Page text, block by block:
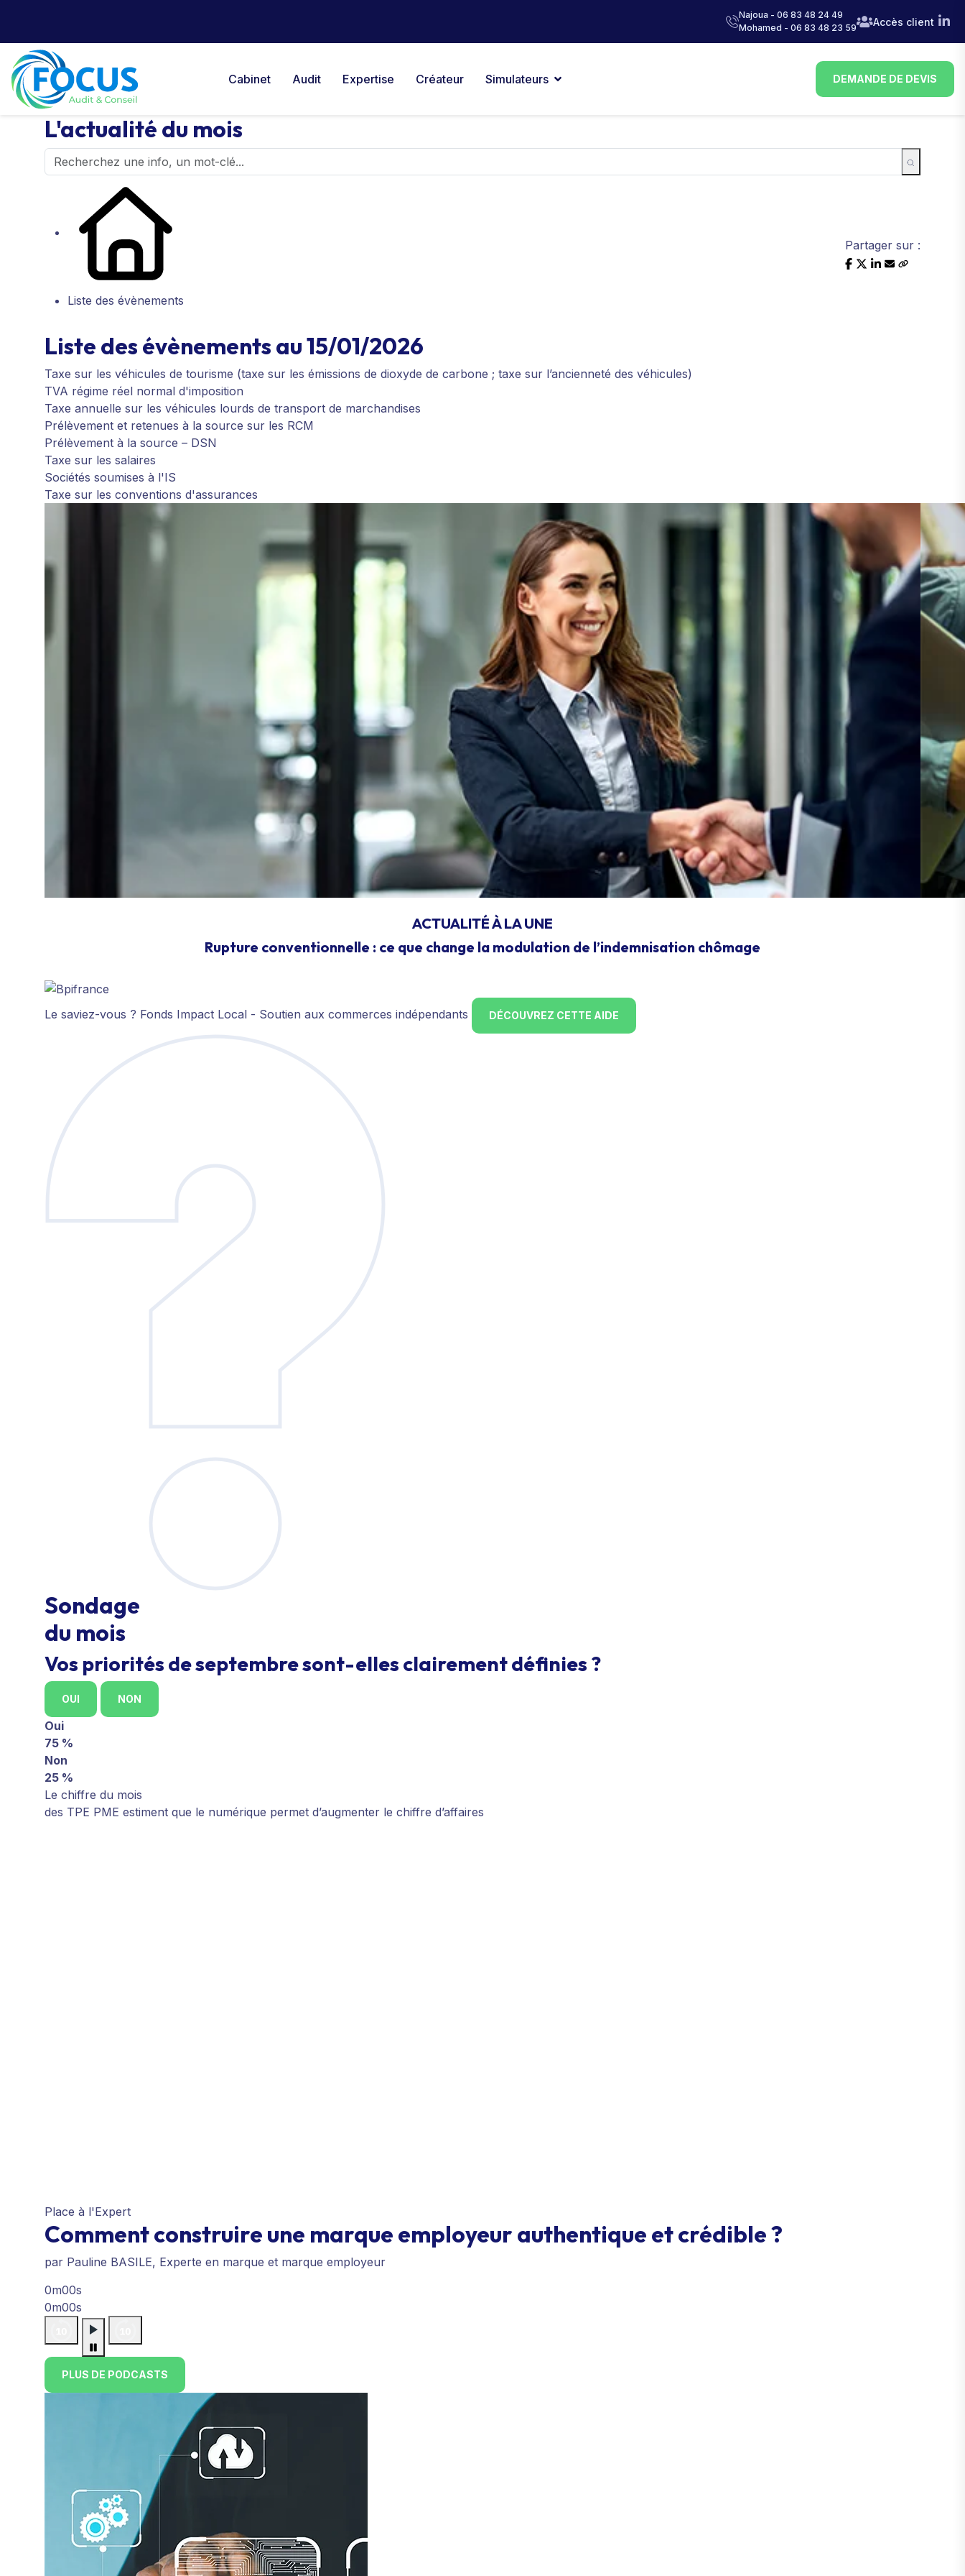
Najoua - 06 83 48 24 49
Mohamed - 06 83 48 23 59
Accès client
Cabinet Audit Expertise Créateur Simulateurs DEMANDE DE DEVIS
L'actualité du mois
Liste des évènements
Partager sur :
Liste des évènements au 15/01/2026
Taxe sur les véhicules de tourisme (taxe sur les émissions de dioxyde de carbone ; taxe sur l’ancienneté des véhicules)
TVA régime réel normal d'imposition
Taxe annuelle sur les véhicules lourds de transport de marchandises
Prélèvement et retenues à la source sur les RCM
Prélèvement à la source – DSN
Taxe sur les salaires
Sociétés soumises à l'IS
Taxe sur les conventions d'assurances
ACTUALITÉ À LA UNE
Rupture conventionnelle : ce que change la modulation de l’indemnisation chômage
Le saviez-vous ? Fonds Impact Local - Soutien aux commerces indépendants DÉCOUVREZ CETTE AIDE
Sondage
du mois
Vos priorités de septembre sont-elles clairement définies ?
OUI NON
Oui
75 %
Non
25 %
Le chiffre du mois
des TPE PME estiment que le numérique permet d’augmenter le chiffre d’affaires
Place à l'Expert
Comment construire une marque employeur authentique et crédible ?
par Pauline BASILE, Experte en marque et marque employeur
0m00s
0m00s
PLUS DE PODCASTS